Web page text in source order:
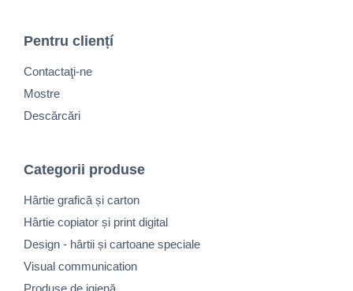
Pentru cliențí
Contactaţi-ne
Mostre
Descărcări
Categorii produse
Hârtie grafică și carton
Hârtie copiator și print digital
Design - hârtii și cartoane speciale
Visual communication
Produse de igienă